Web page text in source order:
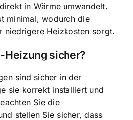
in Wärme umwandelt.
minimal, wodurch die
niedrigere Heizkosten sorgt.
Heizung sicher?
sind sicher in der
sie korrekt installiert und
Sie die
stellen Sie sicher, dass